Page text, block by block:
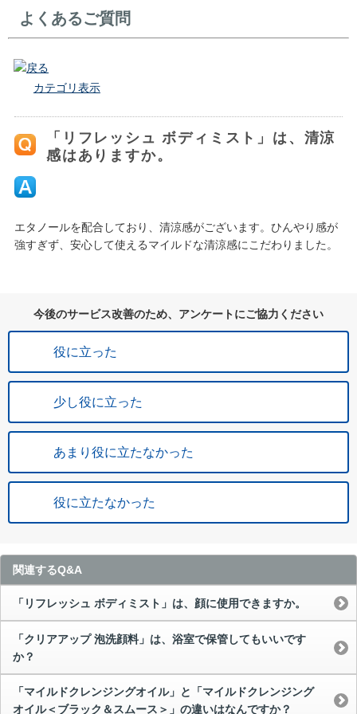
よくあるご質問
戻る
カテゴリ表示
「リフレッシュ ボディミスト」は、清涼
感はありますか。
エタノールを配合しており、清涼感がございます。ひんやり感が
強すぎず、安心して使えるマイルドな清涼感にこだわりました。
今後のサービス改善のため、アンケートにご協力ください
役に立った
少し役に立った
あまり役に立たなかった
役に立たなかった
関連するQ&A
「リフレッシュ ボディミスト」は、顔に使用できますか。
「クリアアップ 泡洗顔料」は、浴室で保管してもいいです
か？
「マイルドクレンジングオイル」と「マイルドクレンジング
オイル＜ブラック＆スムース＞」の違いはなんですか？